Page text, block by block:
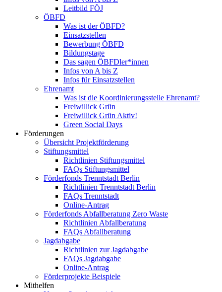
Leitbild FÖJ
ÖBFD
Was ist der ÖBFD?
Einsatzstellen
Bewerbung ÖBFD
Bildungstage
Das sagen ÖBFDler*innen
Infos von A bis Z
Infos für Einsatzstellen
Ehrenamt
Was ist die Koordinierungsstelle Ehrenamt?
Freiwillick Grün
Freiwillick Grün Aktiv!
Green Social Days
Förderungen
Übersicht Projektförderung
Stiftungsmittel
Richtlinien Stiftungsmittel
FAQs Stiftungsmittel
Förderfonds Trenntstadt Berlin
Richtlinien Trenntstadt Berlin
FAQs Trenntstadt
Online-Antrag
Förderfonds Abfallberatung Zero Waste
Richtlinien Abfallberatung
FAQs Abfallberatung
Jagdabgabe
Richtlinien zur Jagdabgabe
FAQs Jagdabgabe
Online-Antrag
Förderprojekte Beispiele
Mithelfen